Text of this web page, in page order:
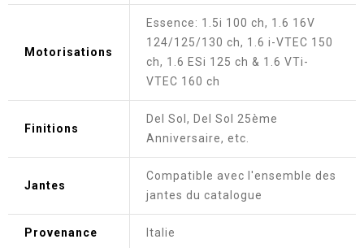
Motorisations
Essence: 1.5i 100 ch, 1.6 16V
124/125/130 ch, 1.6 i-VTEC 150
ch, 1.6 ESi 125 ch & 1.6 VTi-
VTEC 160 ch
Finitions
Del Sol, Del Sol 25ème
Anniversaire, etc.
Jantes
Compatible avec l'ensemble des
jantes du catalogue
Provenance Italie